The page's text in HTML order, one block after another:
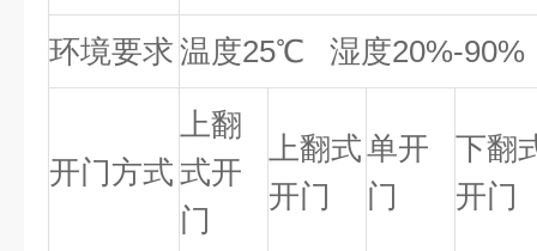
环境要求 温度25℃ 湿度20%-90%
开门方式
上翻
式开
门
上翻式
开门
单开
门
下翻
开门